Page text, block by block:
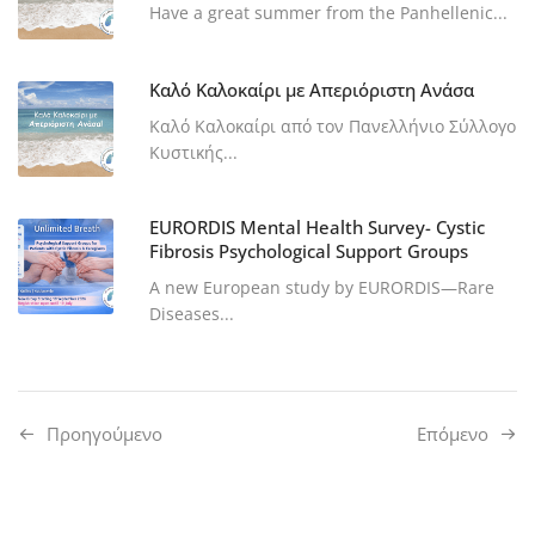
Have a great summer from the Panhellenic...
Καλό Καλοκαίρι με Απεριόριστη Ανάσα
Καλό Καλοκαίρι από τον Πανελλήνιο Σύλλογο
Κυστικής...
EURORDIS Mental Health Survey- Cystic
Fibrosis Psychological Support Groups
A new European study by EURORDIS—Rare
Diseases...
Προηγούμενo Επόμενο